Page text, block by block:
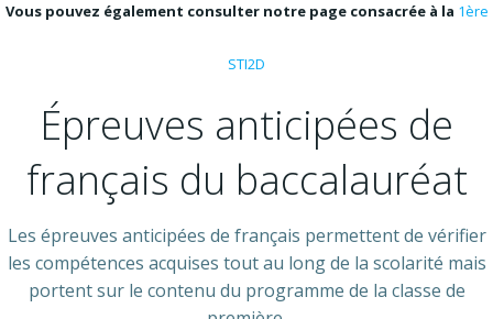
Vous pouvez également consulter notre page consacrée à la 1ère
STI2D
Épreuves anticipées de
français du baccalauréat
Les épreuves anticipées de français permettent de vérifier
les compétences acquises tout au long de la scolarité mais
portent sur le contenu du programme de la classe de